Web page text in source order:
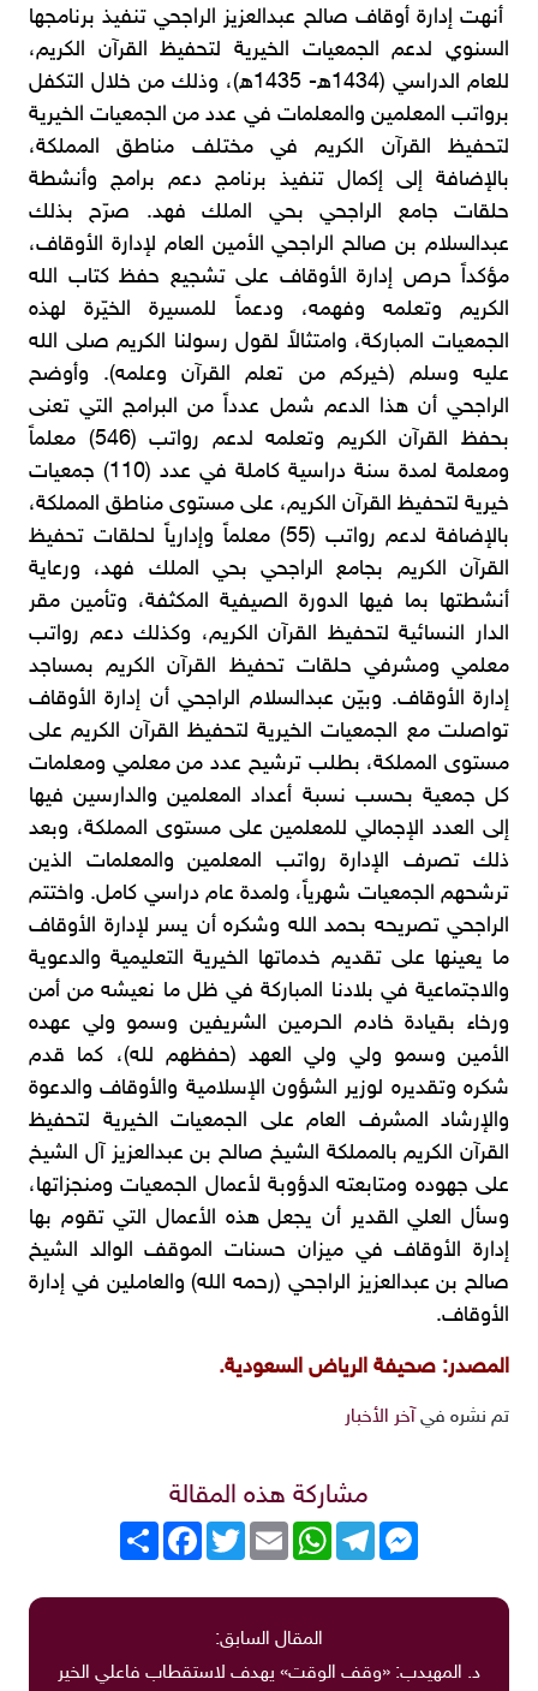
أنهت إدارة أوقاف صالح عبدالعزيز الراجحي تنفيذ برنامجها
السنوي لدعم الجمعيات الخيرية لتحفيظ القرآن الكريم،
للعام الدراسي (1434ه- 1435ه)، وذلك من خلال التكفل
برواتب المعلمين والمعلمات في عدد من الجمعيات الخيرية
لتحفيظ القرآن الكريم في مختلف مناطق المملكة،
بالإضافة إلى إكمال تنفيذ برنامج دعم برامج وأنشطة
حلقات جامع الراجحي بحي الملك فهد. صرّح بذلك
عبدالسلام بن صالح الراجحي الأمين العام لإدارة الأوقاف،
مؤكداً حرص إدارة الأوقاف على تشجيع حفظ كتاب الله
الكريم وتعلمه وفهمه، ودعماً للمسيرة الخيّرة لهذه
الجمعيات المباركة، وامتثالاً لقول رسولنا الكريم صلى الله
عليه وسلم (خيركم من تعلم القرآن وعلمه). وأوضح
الراجحي أن هذا الدعم شمل عدداً من البرامج التي تعنى
بحفظ القرآن الكريم وتعلمه لدعم رواتب (546) معلماً
ومعلمة لمدة سنة دراسية كاملة في عدد (110) جمعيات
خيرية لتحفيظ القرآن الكريم، على مستوى مناطق المملكة،
بالإضافة لدعم رواتب (55) معلماً وإدارياً لحلقات تحفيظ
القرآن الكريم بجامع الراجحي بحي الملك فهد، ورعاية
أنشطتها بما فيها الدورة الصيفية المكثفة، وتأمين مقر
الدار النسائية لتحفيظ القرآن الكريم، وكذلك دعم رواتب
معلمي ومشرفي حلقات تحفيظ القرآن الكريم بمساجد
إدارة الأوقاف. وبيّن عبدالسلام الراجحي أن إدارة الأوقاف
تواصلت مع الجمعيات الخيرية لتحفيظ القرآن الكريم على
مستوى المملكة، بطلب ترشيح عدد من معلمي ومعلمات
كل جمعية بحسب نسبة أعداد المعلمين والدارسين فيها
إلى العدد الإجمالي للمعلمين على مستوى المملكة، وبعد
ذلك تصرف الإدارة رواتب المعلمين والمعلمات الذين
ترشحهم الجمعيات شهرياً، ولمدة عام دراسي كامل. واختتم
الراجحي تصريحه بحمد الله وشكره أن يسر لإدارة الأوقاف
ما يعينها على تقديم خدماتها الخيرية التعليمية والدعوية
والاجتماعية في بلادنا المباركة في ظل ما نعيشه من أمن
ورخاء بقيادة خادم الحرمين الشريفين وسمو ولي عهده
الأمين وسمو ولي ولي العهد (حفظهم لله)، كما قدم
شكره وتقديره لوزير الشؤون الإسلامية والأوقاف والدعوة
والإرشاد المشرف العام على الجمعيات الخيرية لتحفيظ
القرآن الكريم بالمملكة الشيخ صالح بن عبدالعزيز آل الشيخ
على جهوده ومتابعته الدؤوبة لأعمال الجمعيات ومنجزاتها،
وسأل العلي القدير أن يجعل هذه الأعمال التي تقوم بها
إدارة الأوقاف في ميزان حسنات الموقف الوالد الشيخ
صالح بن عبدالعزيز الراجحي (رحمه الله) والعاملين في إدارة
الأوقاف.
المصدر: صحيفة الرياض السعودية.
تم نشره في آخر الأخبار
مشاركة هذه المقالة
انشر
FacebookTwitterEmail
WhatsAppTelegram
Messenger
المقال السابق:
د. المهيدب: «وقف الوقت» يهدف لاستقطاب فاعلي الخير